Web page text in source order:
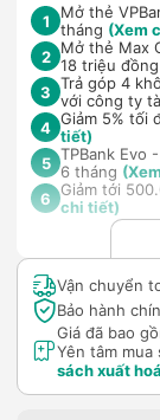
1
Mở thẻ
tháng (Xem
2 Mở thẻ Max
18 triệu đồng
3 Trả góp 4
với công ty
4 Giảm 5% tối
tiết)
5 TPBank Evo
6 tháng
6
Giảm tới
chi tiết)
Vận chuyển
Bảo hành
Giá đã bao
Yên tâm mua
sách xuất